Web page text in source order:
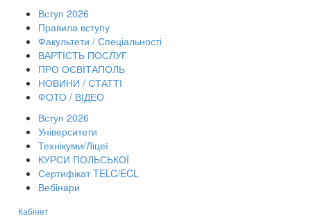
Вступ 2026
Правила вступу
Факультети / Спеціальності
ВАРТІСТЬ ПОСЛУГ
ПРО ОСВІТАПОЛЬ
НОВИНИ / СТАТТІ
ФОТО / ВІДЕО
Вступ 2026
Університети
Технікуми/Ліцеї
КУРСИ ПОЛЬСЬКОЇ
Сертифікат TELC/ECL
Вебінари
Кабінет